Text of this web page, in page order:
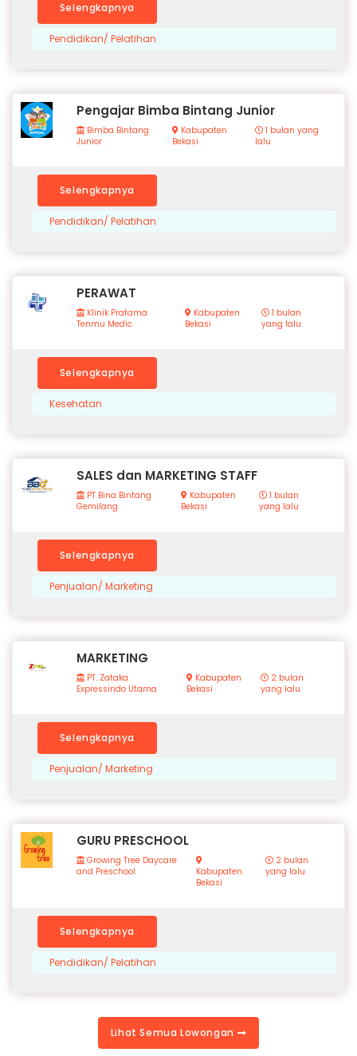
Selengkapnya
Pendidikan/ Pelatihan
Pengajar Bimba Bintang Junior
Bimba Bintang
Junior
Kabupaten
Bekasi
1 bulan yang
lalu
Selengkapnya
Pendidikan/ Pelatihan
PERAWAT
Klinik Pratama
Tenmu Medic
Kabupaten
Bekasi
1 bulan
yang lalu
Selengkapnya
Kesehatan
SALES dan MARKETING STAFF
PT Bina Bintang
Gemilang
Kabupaten
Bekasi
1 bulan
yang lalu
Selengkapnya
Penjualan/ Marketing
MARKETING
PT. Zataka
Expressindo Utama
Kabupaten
Bekasi
2 bulan
yang lalu
Selengkapnya
Penjualan/ Marketing
GURU PRESCHOOL
Growing Tree Daycare
and Preschool
Kabupaten
Bekasi
2 bulan
yang lalu
Selengkapnya
Pendidikan/ Pelatihan
Lihat Semua Lowongan